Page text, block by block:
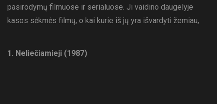
pasirodymų filmuose ir serialuose. Ji vaidino daugelyje
kasos sėkmės filmų, o kai kurie iš jų yra išvardyti žemiau,
1. Neliečiamieji (1987)